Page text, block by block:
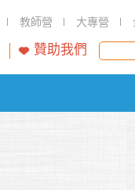
教師營 大專營
贊助我們